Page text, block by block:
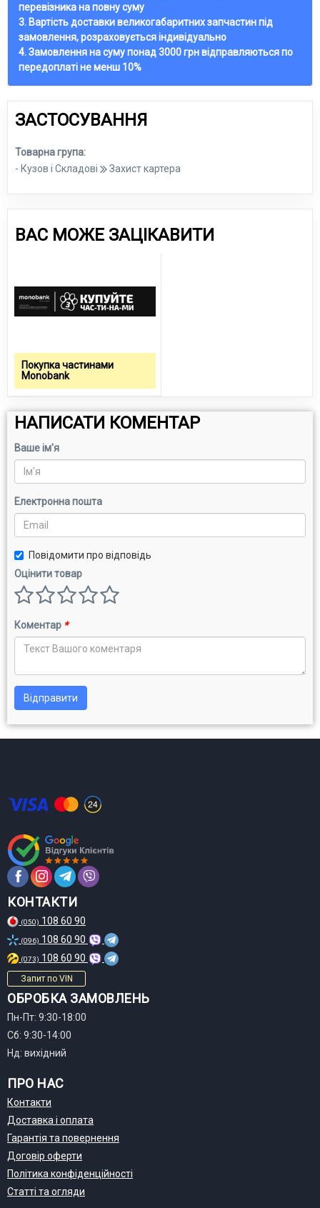
перевізника на повну суму
3. Вартість доставки великогабаритних запчастин під
замовлення, розраховується індивідуально
4. Замовлення на суму понад 3000 грн відправляються по
передоплаті не менш 10%
ЗАСТОСУВАННЯ
Товарна група:
- Кузов і Складові
Захист картера
ВАС МОЖЕ ЗАЦІКАВИТИ
Покупка частинами
Monobank
НАПИСАТИ КОМЕНТАР
Ваше ім'я
Електронна пошта
Повідомити про відповідь
Оцінити товар
Коментар *
Відправити
КОНТАКТИ
(050) 108 60 90
(096) 108 60 90
(073) 108 60 90
Запит по VIN
ОБРОБКА ЗАМОВЛЕНЬ
Пн-Пт: 9:30-18:00
Сб: 9:30-14:00
Нд: вихідний
ПРО НАС
Контакти
Доставка і оплата
Гарантія та повернення
Договір оферти
Політика конфіденційності
Статті та огляди